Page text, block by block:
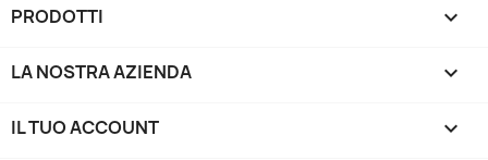
PRODOTTI 
LA NOSTRA AZIENDA 
IL TUO ACCOUNT 